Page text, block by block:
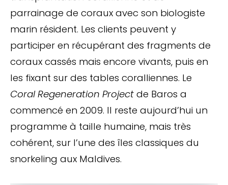
parrainage de coraux avec son biologiste
marin résident. Les clients peuvent y
participer en récupérant des fragments de
coraux cassés mais encore vivants, puis en
les fixant sur des tables coralliennes. Le
Coral Regeneration Project de Baros a
commencé en 2009. Il reste aujourd’hui un
programme à taille humaine, mais très
cohérent, sur l’une des îles classiques du
snorkeling aux Maldives.